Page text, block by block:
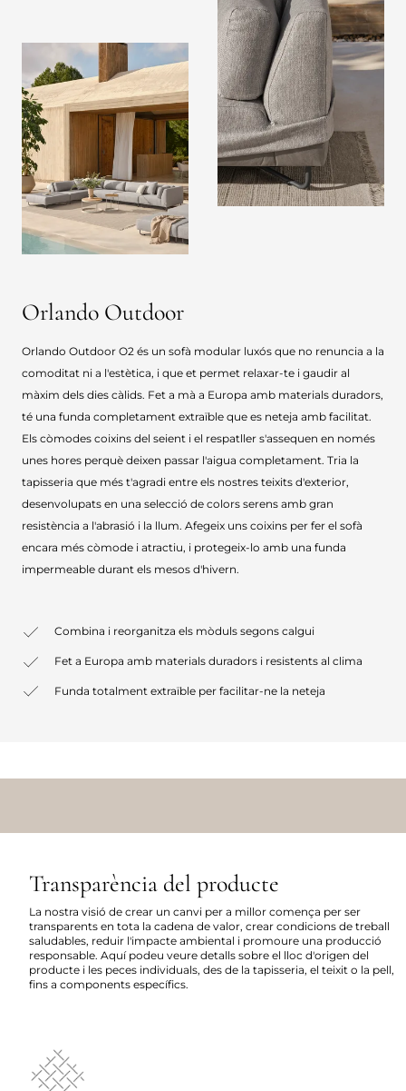
Orlando Outdoor
Orlando Outdoor O2 és un sofà modular luxós que no renuncia a la
comoditat ni a l'estètica, i que et permet relaxar-te i gaudir al
màxim dels dies càlids. Fet a mà a Europa amb materials duradors,
té una funda completament extraïble que es neteja amb facilitat.
Els còmodes coixins del seient i el respatller s'assequen en només
unes hores perquè deixen passar l'aigua completament. Tria la
tapisseria que més t'agradi entre els nostres teixits d'exterior,
desenvolupats en una selecció de colors serens amb gran
resistència a l'abrasió i la llum. Afegeix uns coixins per fer el sofà
encara més còmode i atractiu, i protegeix-lo amb una funda
impermeable durant els mesos d'hivern.
Combina i reorganitza els mòduls segons calgui
Fet a Europa amb materials duradors i resistents al clima
Funda totalment extraïble per facilitar-ne la neteja
Transparència del producte
La nostra visió de crear un canvi per a millor comença per ser
transparents en tota la cadena de valor, crear condicions de treball
saludables, reduir l'impacte ambiental i promoure una producció
responsable. Aquí podeu veure detalls sobre el lloc d'origen del
producte i les peces individuals, des de la tapisseria, el teixit o la pell,
fins a components específics.